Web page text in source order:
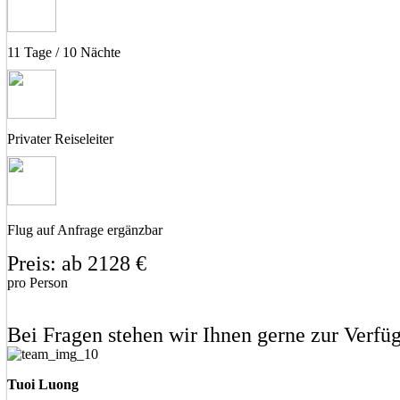
11 Tage / 10 Nächte
Privater Reiseleiter
Flug auf Anfrage ergänzbar
Preis: ab 2128 €
pro Person
Bei Fragen stehen wir Ihnen gerne zur
Tuoi Luong